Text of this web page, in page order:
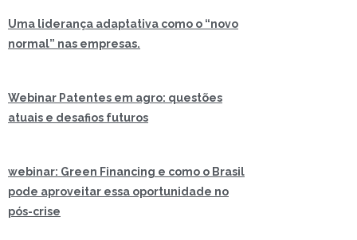
Uma liderança adaptativa como o “novo
normal” nas empresas.
Webinar Patentes em agro: questões
atuais e desafios futuros
webinar: Green Financing e como o Brasil
pode aproveitar essa oportunidade no
pós-crise